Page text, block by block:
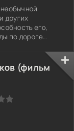
других
его,
по дороге
в чужом
избавить
к себе
(фильм